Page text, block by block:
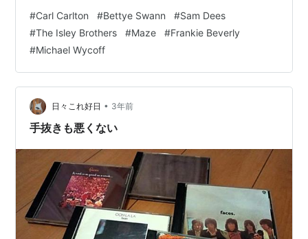
キゲン！www.youtube.com ゲット・ダウン・オン・イ
ット クール&ザ・ギャング R&B／ソウル ¥255 provided
courtesy of iTunes ベスト・オブ・クール&ザ・ギャング
[ クール&ザ・ギャング ] …
#Carl Carlton #Bettye Swann #Sam Dees
#The Isley Brothers #Maze #Frankie Beverly
#Michael Wycoff
日々これ好日 • 3年前
手抜きも悪くない